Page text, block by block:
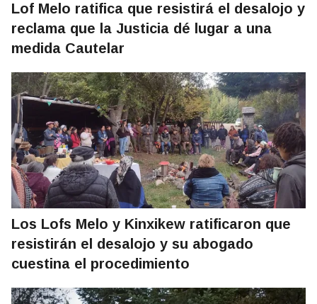
Lof Melo ratifica que resistirá el desalojo y
reclama que la Justicia dé lugar a una
medida Cautelar
Los Lofs Melo y Kinxikew ratificaron que
resistirán el desalojo y su abogado
cuestina el procedimiento